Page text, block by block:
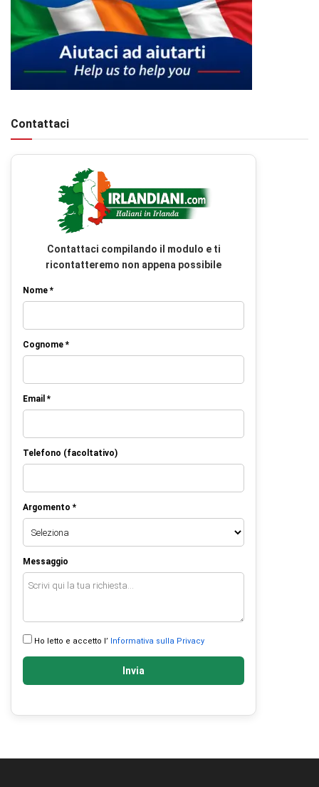
Contattaci
Contattaci compilando il modulo e ti
ricontatteremo non appena possibile
Nome *
Cognome *
Email *
Telefono (facoltativo)
Argomento *
Messaggio
Ho letto e accetto l’ Informativa sulla Privacy
Invia